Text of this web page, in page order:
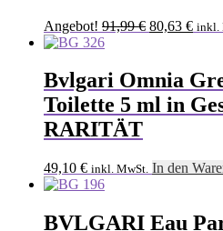
Angebot! 91,99€
91,99 €
80,63 € inkl.
Bvlgari Omnia
Toilette 5 ml in
RARITÄT
49,10 € inkl. MwSt. In den
BVLGARI Eau